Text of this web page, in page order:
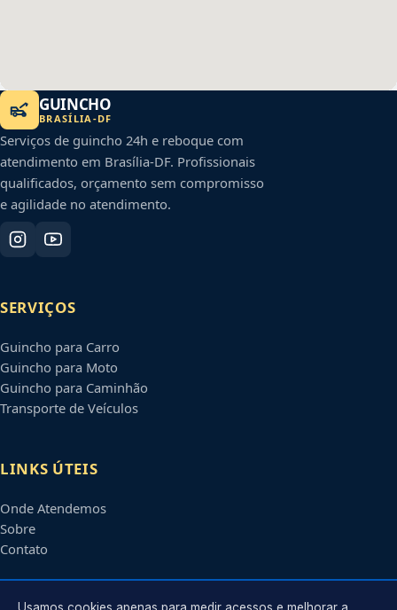
GUINCHO
BRASÍLIA -DF
Serviços de guincho 24h e reboque com
atendimento em Brasília-DF. Profissionais
qualificados, orçamento sem compromisso
e agilidade no atendimento.
SERVIÇOS
Guincho para Carro
Guincho para Moto
Guincho para Caminhão
Transporte de Veículos
LINKS ÚTEIS
Onde Atendemos
Sobre
Contato